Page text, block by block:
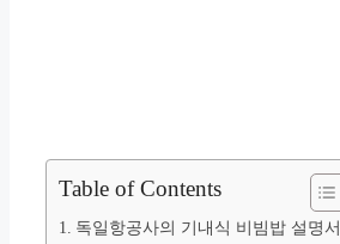
Table of Contents
독일항공사의 기내식 비빔밥 설명서